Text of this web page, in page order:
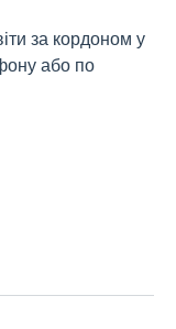
за кордоном у
або по